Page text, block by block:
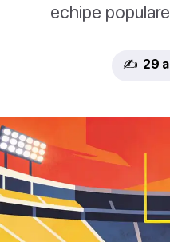
echipe
✍️ 29